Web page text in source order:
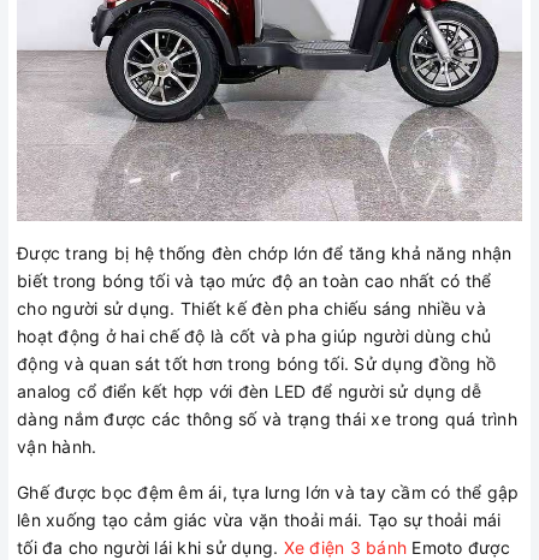
Được trang bị hệ thống đèn chớp lớn để tăng khả năng nhận
biết trong bóng tối và tạo mức độ an toàn cao nhất có thể
cho người sử dụng. Thiết kế đèn pha chiếu sáng nhiều và
hoạt động ở hai chế độ là cốt và pha giúp người dùng chủ
động và quan sát tốt hơn trong bóng tối. Sử dụng đồng hồ
analog cổ điển kết hợp với đèn LED để người sử dụng dễ
dàng nắm được các thông số và trạng thái xe trong quá trình
vận hành.
Ghế được bọc đệm êm ái, tựa lưng lớn và tay cầm có thể gập
lên xuống tạo cảm giác vừa vặn thoải mái. Tạo sự thoải mái
tối đa cho người lái khi sử dụng. Xe điện 3 bánh Emoto được